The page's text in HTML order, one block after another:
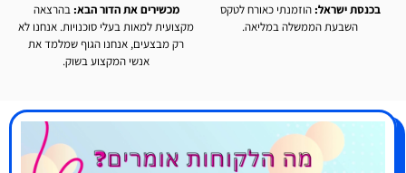
בכנסת ישראל: הוזמנתי כאורח לטקס
השבעת הממשלה במליאה.
מכשירים את הדור הבא: בהרצאה
מקצועית למאות בעלי סוכנויות. אנחנו לא
רק מבצעים, אנחנו הגוף שמלמד את
אנשי המקצוע בשוק.